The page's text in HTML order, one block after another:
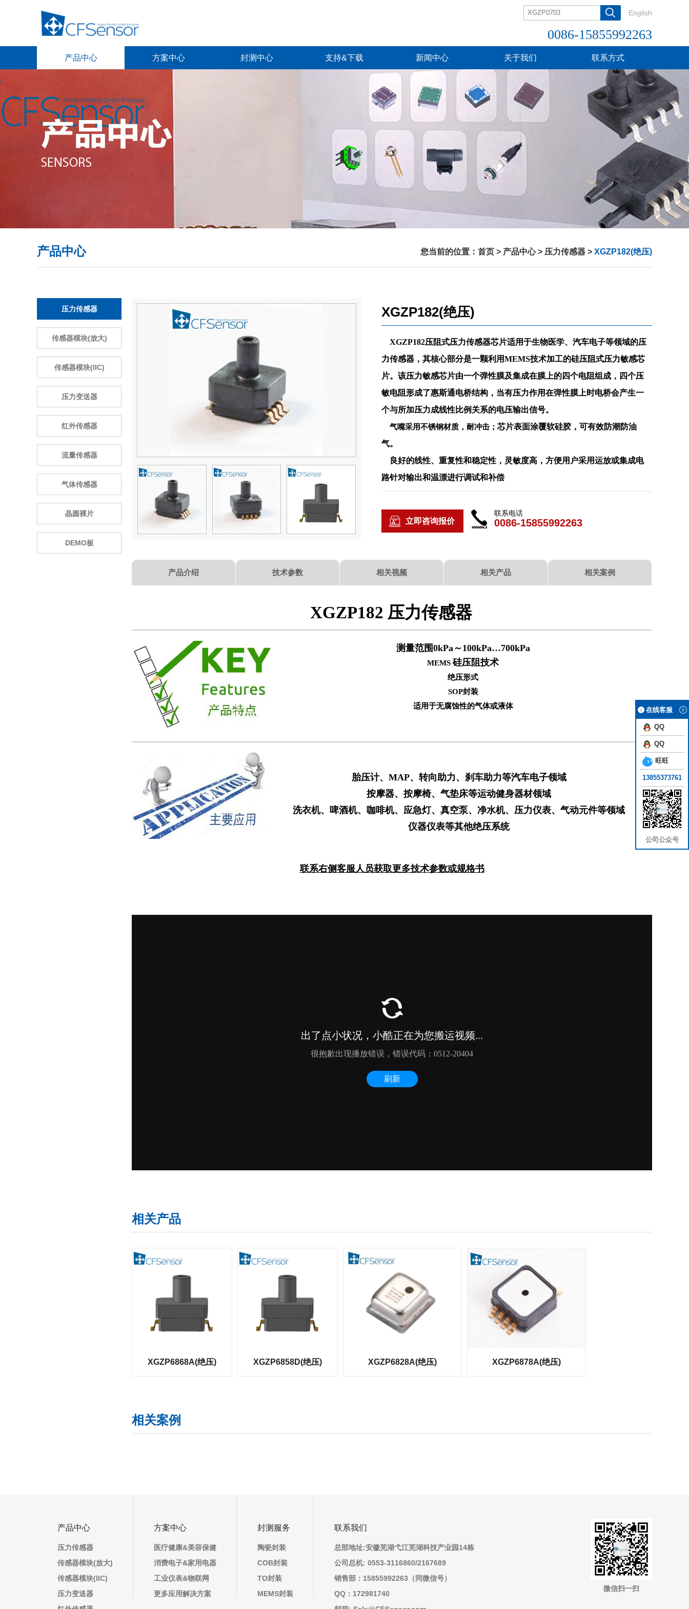
English
0086-15855992263
产品中心 方案中心 封测中心 支持&下载 新闻中心 关于我们 联系方式
产品中心 您当前的位置： 首页 > 产品中心> 压力传感器 > XGZP182(绝压)
压力传感器
传感器模块(放大)
传感器模块(IIC)
压力变送器
红外传感器
流量传感器
气体传感器
晶圆裸片
DEMO板
XGZP182(绝压)
XGZP182压阻式压力传感器芯片适用于生物医学、汽车电子等领域的压
力传感器，其核心部分是一颗利用MEMS技术加工的硅压阻式压力敏感芯
片。该压力敏感芯片由一个弹性膜及集成在膜上的四个电阻组成，四个压
敏电阻形成了惠斯通电桥结构，当有压力作用在弹性膜上时电桥会产生一
个与所加压力成线性比例关系的电压输出信号。
气嘴采用不锈钢材质，耐冲击；芯片表面涂覆软硅胶，可有效防潮防油
气。
良好的线性、重复性和稳定性，灵敏度高，方便用户采用运放或集成电
路针对输出和温漂进行调试和补偿
立即咨询报价
联系电话
0086-15855992263
产品介绍 技术参数 相关视频 相关产品 相关案例
XGZP182 压力传感器
测量范围0kPa～100kPa…700kPa
MEMS硅压阻技术
绝压形式
SOP封装
适用于无腐蚀性的气体或液体
胎压计、MAP、转向助力、刹车助力等汽车电子领域
按摩器、按摩椅、气垫床等运动健身器材领域
洗衣机、啤酒机、咖啡机、应急灯、真空泵、净水机、压力仪表、气动元件等领域
仪器仪表等其他绝压系统
联系右侧客服人员获取更多技术参数或规格书
相关产品
XGZP6868A(绝压) XGZP6858D(绝压) XGZP6828A(绝压) XGZP6878A(绝压)
相关案例
产品中心
压力传感器
传感器模块(放大)
传感器模块(IIC)
压力变送器
方案中心
医疗健康&美容保健
消费电子&家用电器
工业仪表&物联网
更多应用解决方案
封测服务
陶瓷封装
COB封装
TO封装
MEMS封装
联系我们
总部地址:安徽芜湖弋江芜湖科技产业园14栋
公司总机: 0553-3116860/2167689
销售部：15855992263（同微信号）
QQ：172981740
微信扫一扫
在线客服
QQ
QQ
旺旺
13855373761
公司公众号